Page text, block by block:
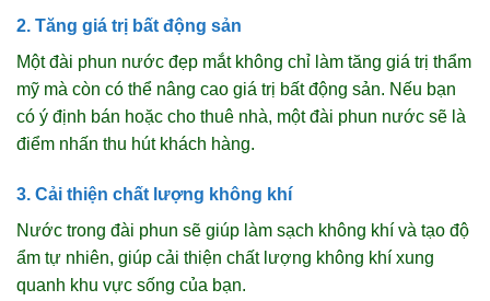
2. Tăng giá trị bất động sản
Một đài phun nước đẹp mắt không chỉ làm tăng giá trị thẩm
mỹ mà còn có thể nâng cao giá trị bất động sản. Nếu bạn
có ý định bán hoặc cho thuê nhà, một đài phun nước sẽ là
điểm nhấn thu hút khách hàng.
3. Cải thiện chất lượng không khí
Nước trong đài phun sẽ giúp làm sạch không khí và tạo độ
ẩm tự nhiên, giúp cải thiện chất lượng không khí xung
quanh khu vực sống của bạn.